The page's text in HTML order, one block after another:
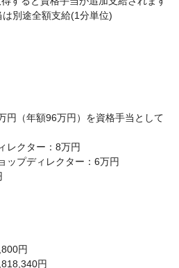
別途全額支給(1分単位)
円（年額96万円）を資格手当として
レクター：8万円
ップディレクター：6万円
円
円